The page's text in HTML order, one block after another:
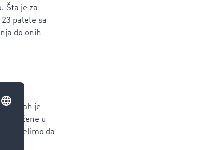
Šta je za
palete sa
do onih
odmah je
ugrožene u
želimo da